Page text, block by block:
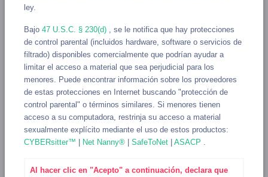
ley.
Bajo 47 U.S.C. § 230(d)
, se le notifica que hay protecciones
de control parental (incluidos hardware, software o servicios de
filtrado) disponibles comercialmente que podrían ayudar a
limitar el acceso a material que sea perjudicial para los
menores. Puede encontrar información sobre los proveedores
de estas protecciones en Internet buscando "protección de
control parental" o términos similares. Si menores tienen
acceso a su computadora, restrinja su acceso a material
sexualmente explícito mediante el uso de estos productos:
CYBERsitter™
Net Nanny® SafeToNet ASACP
Al hacer clic en "Acepto" a continuación, declara que
transacciones realizadas con VPN y tarjetas de
crédito, bloqueando claves y revirtiendo la emisión
de recargas pagadas según ciertas
condiciones.Puedes encontrar más información
aquí.
¿Aún puedo usar una VPN?
a la Tienda yCompra recargas. Las recargas